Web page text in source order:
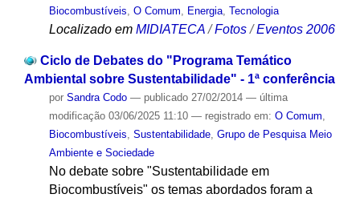
Biocombustíveis, O Comum, Energia, Tecnologia
Localizado em MIDIATECA /Fotos /Eventos 2006
Ciclo de Debates do "Programa Temático
Ambiental sobre Sustentabilidade" - 1ª conferência
por Sandra Codo — publicado27/02/2014 — última
modificação03/06/2025 11:10 — registrado em: O Comum,
Biocombustíveis, Sustentabilidade, Grupo de Pesquisa Meio
Ambiente e Sociedade
No debate sobre "Sustentabilidade em
Biocombustíveis" os temas abordados foram a